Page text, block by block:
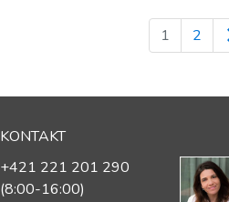
1 2
KONTAKT
+421 221 201 290
(8:00-16:00)